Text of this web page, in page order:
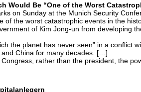
Would Be “One of the Worst
on Sunday at the Munich Security
the worst catastrophic events in the
of Kim Jong-un from developing
the planet has never seen” in a conflict
China for many decades. […]
rather than the president, the